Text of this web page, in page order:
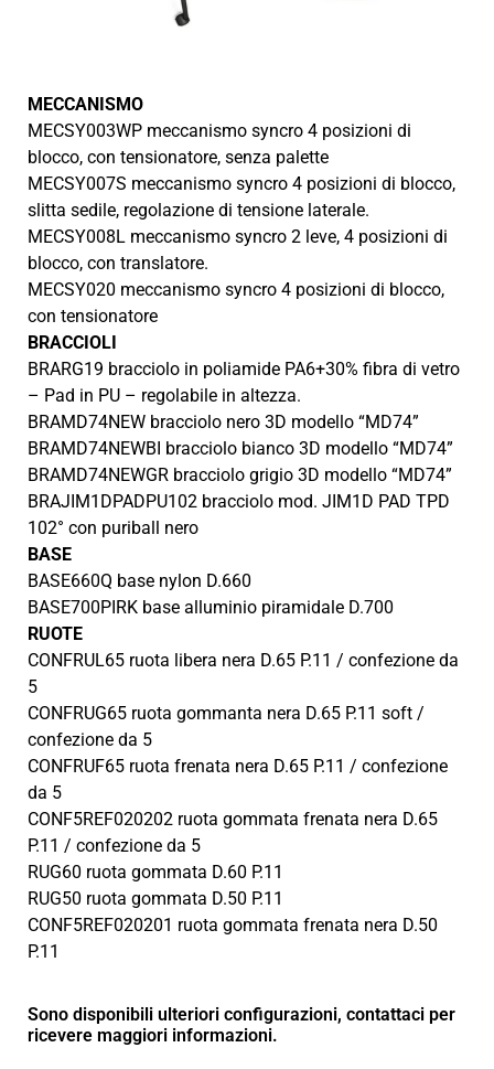
MECCANISMO
MECSY003WP meccanismo syncro 4 posizioni di
blocco, con tensionatore, senza palette
MECSY007S meccanismo syncro 4 posizioni di blocco,
slitta sedile, regolazione di tensione laterale.
MECSY008L meccanismo syncro 2 leve, 4 posizioni di
blocco, con translatore.
MECSY020 meccanismo syncro 4 posizioni di blocco,
con tensionatore
BRACCIOLI
BRARG19 bracciolo in poliamide PA6+30% fibra di vetro
– Pad in PU – regolabile in altezza.
BRAMD74NEW bracciolo nero 3D modello “MD74”
BRAMD74NEWBI bracciolo bianco 3D modello “MD74”
BRAMD74NEWGR bracciolo grigio 3D modello “MD74”
BRAJIM1DPADPU102 bracciolo mod. JIM1D PAD TPD
102° con puriball nero
BASE
BASE660Q base nylon D.660
BASE700PIRK base alluminio piramidale D.700
RUOTE
CONFRUL65 ruota libera nera D.65 P.11 / confezione da
5
CONFRUG65 ruota gommanta nera D.65 P.11 soft /
confezione da 5
CONFRUF65 ruota frenata nera D.65 P.11 / confezione
da 5
CONF5REF020202 ruota gommata frenata nera D.65
P.11 / confezione da 5
RUG60 ruota gommata D.60 P.11
RUG50 ruota gommata D.50 P.11
CONF5REF020201 ruota gommata frenata nera D.50
P.11
Sono disponibili ulteriori configurazioni, contattaci per
ricevere maggiori informazioni.